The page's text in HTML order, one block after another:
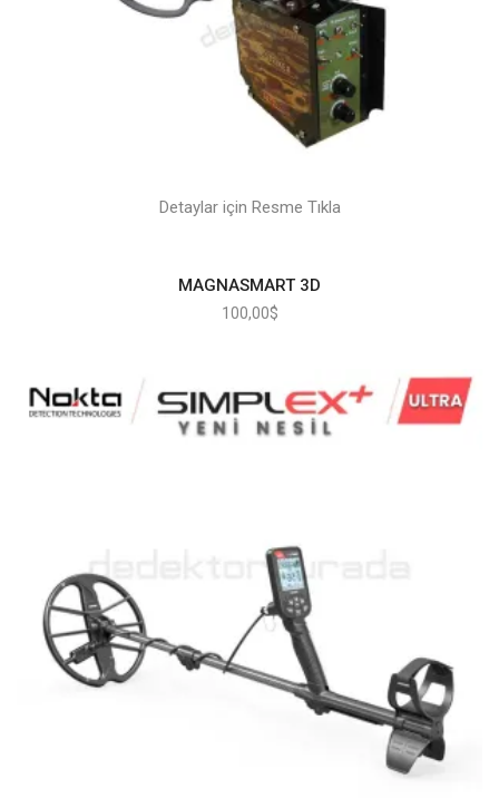
Detaylar için Resme Tıkla
MAGNASMART 3D
100,00$